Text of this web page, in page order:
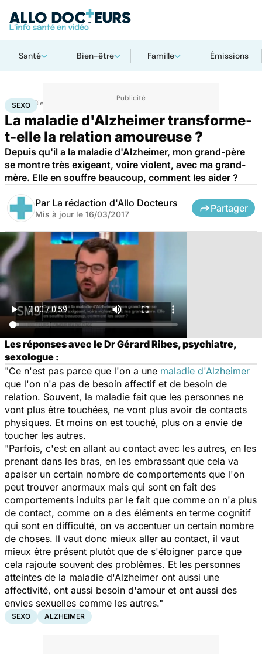
Santé Bien-être Famille Émissions
Accueil Bien-être
SEXO
La maladie d'Alzheimer transforme-
t-elle la relation amoureuse ?
Depuis qu'il a la maladie d'Alzheimer, mon grand-père
se montre très exigeant, voire violent, avec ma grand-
mère. Elle en souffre beaucoup, comment les aider ?
Par La rédaction d'Allo Docteurs
Mis à jour le 16/03/2017
Partager
Les réponses avec le Dr Gérard Ribes, psychiatre,
sexologue :
"Ce n'est pas parce que l'on a une maladie d'Alzheimer
que l'on n'a pas de besoin affectif et de besoin de
relation. Souvent, la maladie fait que les personnes ne
vont plus être touchées, ne vont plus avoir de contacts
physiques. Et moins on est touché, plus on a envie de
toucher les autres.
"Parfois, c'est en allant au contact avec les autres, en les
prenant dans les bras, en les embrassant que cela va
apaiser un certain nombre de comportements que l'on
peut trouver anormaux mais qui sont en fait des
comportements induits par le fait que comme on n'a plus
de contact, comme on a des éléments en terme cognitif
qui sont en difficulté, on va accentuer un certain nombre
de choses. Il vaut donc mieux aller au contact, il vaut
mieux être présent plutôt que de s'éloigner parce que
cela rajoute souvent des problèmes. Et les personnes
atteintes de la maladie d'Alzheimer ont aussi une
affectivité, ont aussi besoin d'amour et ont aussi des
envies sexuelles comme les autres."
SEXO ALZHEIMER